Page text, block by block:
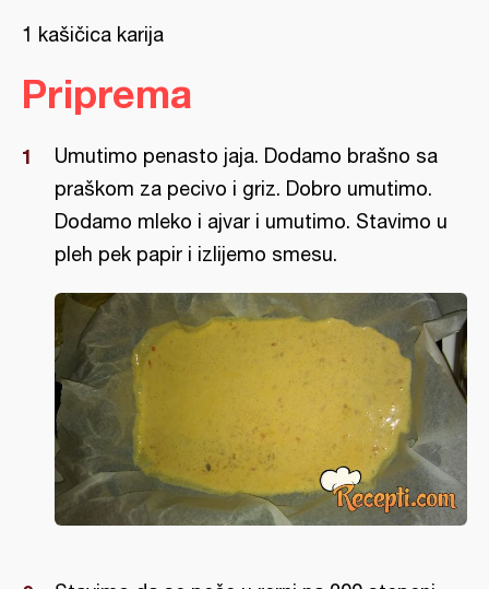
1 kašičica karija
Priprema
Umutimo penasto jaja. Dodamo brašno sa
praškom za pecivo i griz. Dobro umutimo.
Dodamo mleko i ajvar i umutimo. Stavimo u
pleh pek papir i izlijemo smesu.